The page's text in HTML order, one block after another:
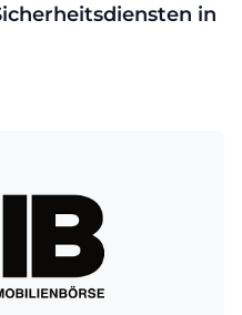
in